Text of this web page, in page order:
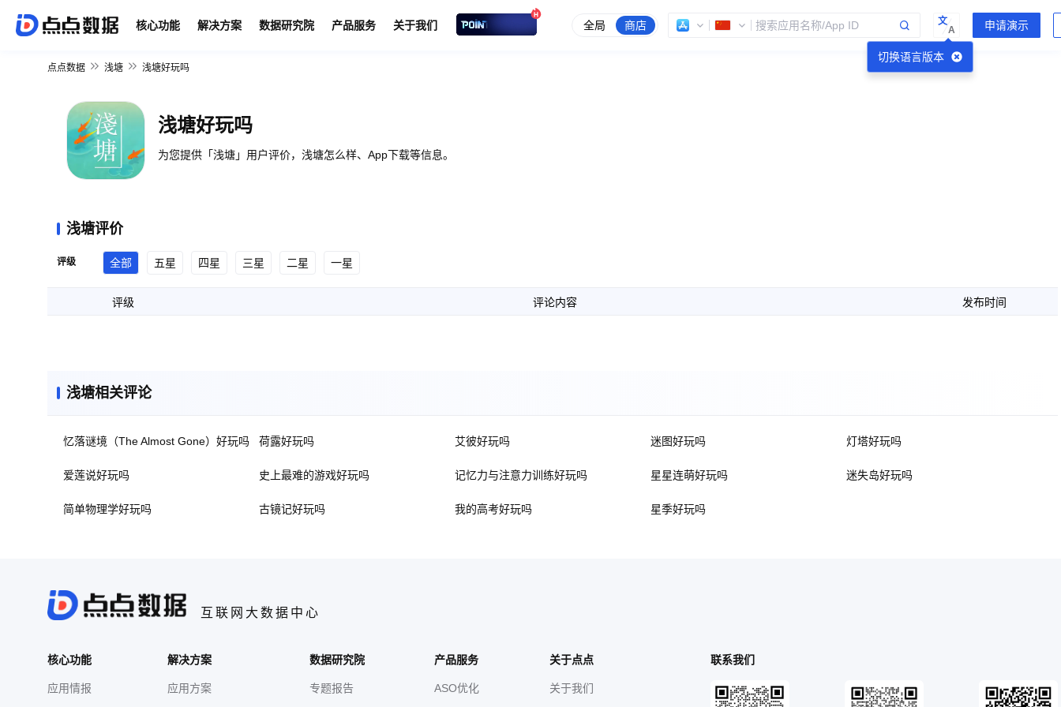
核心功能 解决方案 数据研究院 产品服务 关于我们 全局 商店
切换语言版本
文
A
点点数据 浅塘 浅塘好玩吗
浅塘好玩吗
为您提供「浅塘」用户评价，浅塘怎么样、App下载等信息。
浅塘评价
评级 全部 五星 四星 三星 二星 一星
评级 评论内容 发布时间
浅塘相关评论
忆落谜境（The Almost Gone）好玩吗 荷露好玩吗 艾彼好玩吗 迷图好玩吗 灯塔好玩吗
爱莲说好玩吗 史上最难的游戏好玩吗 记忆力与注意力训练好玩吗 星星连萌好玩吗 迷失岛好玩吗
简单物理学好玩吗 古镜记好玩吗 我的高考好玩吗 星季好玩吗
互联网大数据中心
核心功能
应用情报
解决方案
应用方案
数据研究院
专题报告
产品服务
ASO优化
关于点点
关于我们
联系我们